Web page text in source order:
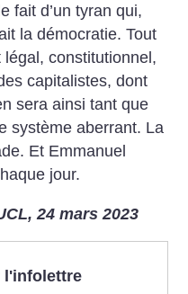
fait d’un tyran qui,
la démocratie. Tout
légal, constitutionnel,
capitalistes, dont
sera ainsi tant que
système aberrant. La
Et Emmanuel
jour.
24 mars 2023
l'infolettre